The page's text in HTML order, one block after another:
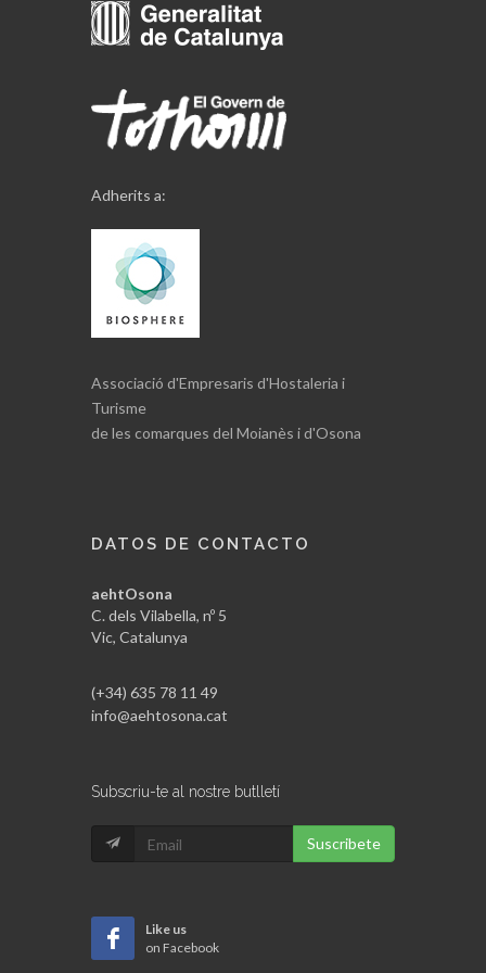
Adherits a:
Associació d'Empresaris d'Hostaleria i
Turisme
de les comarques del Moianès i d'Osona
DATOS DE CONTACTO
aehtOsona
C. dels Vilabella, nº 5
Vic, Catalunya
(+34) 635 78 11 49
info@aehtosona.cat
Subscriu-te al nostre butlletí
Suscribete
Like us
on Facebook